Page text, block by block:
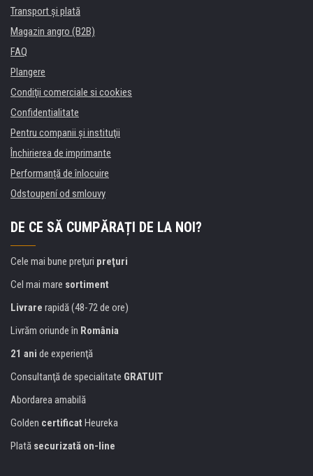
Transport şi plată
Magazin angro (B2B)
FAQ
Plangere
Condiţii comerciale si cookies
Confidentialitate
Pentru companii și instituţii
Închirierea de imprimante
Performanță de înlocuire
Odstoupení od smlouvy
DE CE SĂ CUMPĂRAȚI DE LA NOI?
Cele mai bune preţuri preţuri
Cel mai mare sortiment
Livrare rapidă (48-72 de ore)
Livrăm oriunde în România
21 ani de experienţă
Consultanţă de specialitate GRATUIT
Abordarea amabilă
Golden certificat Heureka
Plată securizată on-line